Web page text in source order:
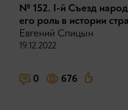
№ 152. I-й Съезд
его роль в истории
Евгений Спицын
19.12.2022
0 676